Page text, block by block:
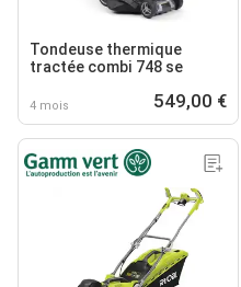
Tondeuse thermique
tractée combi 748 se
4 mois 549,00 €